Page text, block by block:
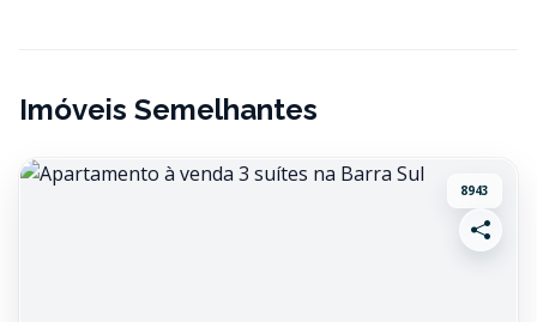
Imóveis Semelhantes
8943